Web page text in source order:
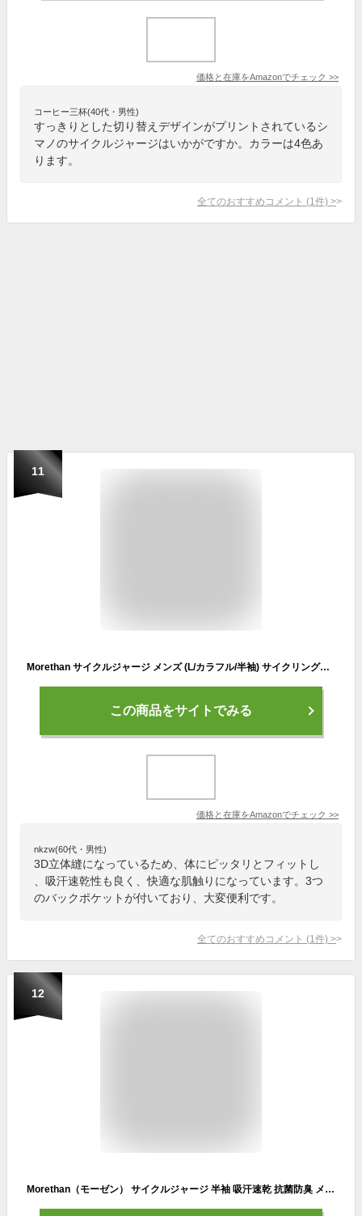
価格と在庫をAmazonでチェック >>
コーヒー三杯(40代・男性)
すっきりとした切り替えデザインがプリントされているシ
マノのサイクルジャージはいかがですか。カラーは4色あ
ります。
全てのおすすめコメント (1 件) >
11
Morethan サイクルジャージ メンズ (L/カラフル/半袖) サイクリングウェア (UVカット/ポケット付き/軽量) HVP-002
この商品をサイトでみる
価格と在庫をAmazonでチェック >>
nkzw(60代・男性)
3D立体縫になっているため、体にピッタリとフィットし
、吸汗速乾性も良く、快適な肌触りになっています。3つ
のバックポケットが付いており、大変便利です。
全てのおすすめコメント (1 件) >
12
Morethan（モーゼン） サイクルジャージ 半袖 吸汗速乾 抗菌防臭 メンズ MT-HVP-001